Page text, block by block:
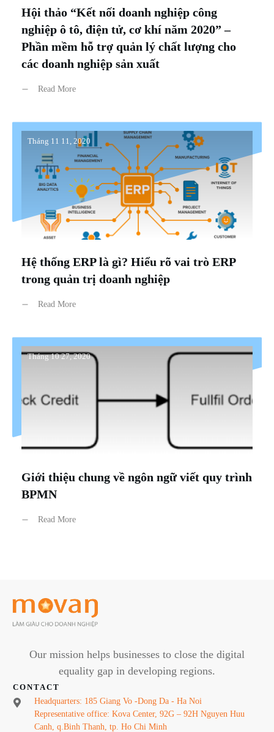
Hội thảo “Kết nối doanh nghiệp công
nghiệp ô tô, điện tử, cơ khí năm 2020” –
Phần mềm hỗ trợ quản lý chất lượng cho
các doanh nghiệp sản xuất
Read More
Tháng 11 11, 2020
Hệ thống ERP là gì? Hiểu rõ vai trò ERP
trong quản trị doanh nghiệp
Read More
Tháng 10 27, 2020
Giới thiệu chung về ngôn ngữ viết quy trình
BPMN
Read More
Our mission helps businesses to close the digital
equality gap in developing regions.
CONTACT
Headquarters: 185 Giang Vo -Dong Da - Ha Noi
Representative office: Kova Center, 92G – 92H Nguyen Huu
Canh, q.Binh Thanh, tp. Ho Chi Minh